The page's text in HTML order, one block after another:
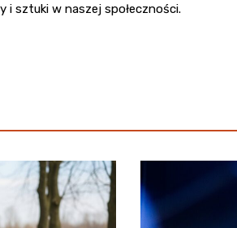
i sztuki w naszej społeczności.